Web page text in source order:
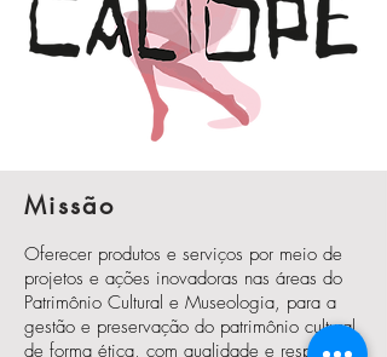
Missão
Oferecer produtos e serviços por meio de
projetos e ações inovadoras nas áreas do
Patrimônio Cultural e Museologia, para a
gestão e preservação do patrimônio cultural
de forma ética, com qualidade e respeito às